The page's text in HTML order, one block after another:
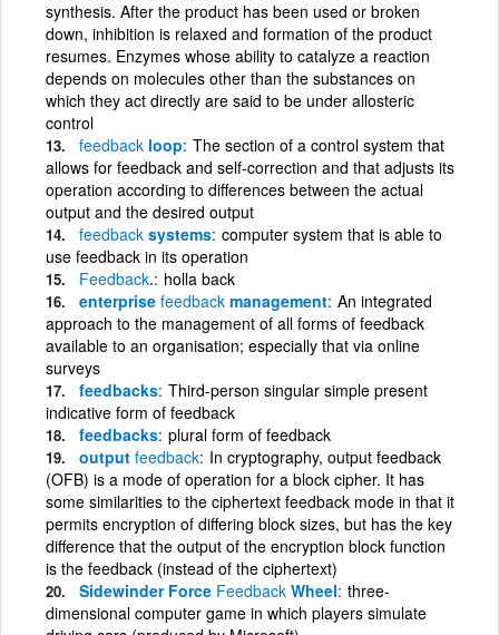
synthesis. After the product has been used or broken
down, inhibition is relaxed and formation of the product
resumes. Enzymes whose ability to catalyze a reaction
depends on molecules other than the substances on
which they act directly are said to be under allosteric
control
feedback loop The section of a control system that
allows for feedback and self-correction and that adjusts its
operation according to differences between the actual
output and the desired output
feedback systems computer system that is able to
use feedback in its operation
Feedback. holla back
enterprise feedback management An integrated
approach to the management of all forms of feedback
available to an organisation; especially that via online
surveys
feedbacks Third-person singular simple present
indicative form of feedback
feedbacks plural form of feedback
output feedback In cryptography, output feedback
(OFB) is a mode of operation for a block cipher. It has
some similarities to the ciphertext feedback mode in that it
permits encryption of differing block sizes, but has the key
difference that the output of the encryption block function
is the feedback (instead of the ciphertext)
Sidewinder Force Feedback Wheel three-
dimensional computer game in which players simulate